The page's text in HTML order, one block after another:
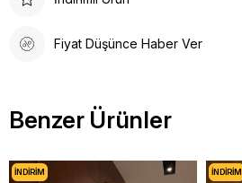
Fiyat Düşünce Haber Ver
Benzer Ürünler
İNDIRIM İNDIRIM